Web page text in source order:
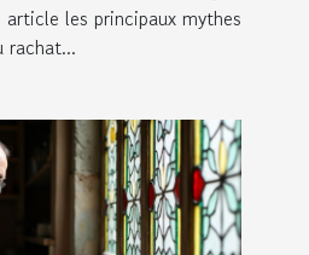
les principaux mythes
rachat...